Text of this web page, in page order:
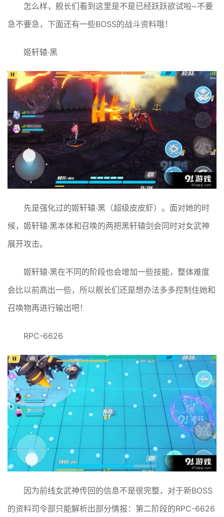
怎么样，舰长们看到这里是不是已经跃跃欲试啦~不要
急不要急，下面还有一些BOSS的战斗资料哦！
姬轩辕·黑
先是强化过的姬轩辕·黑（超级皮皮虾）。面对她的时
候，姬轩辕·黑本体和召唤的两把黑轩辕剑会同时对女武神
展开攻击。
姬轩辕·黑在不同的阶段也会增加一些技能，整体难度
会比以前高出一些，所以舰长们还是想办法多多控制住她和
召唤物再进行输出吧！
RPC-6626
因为前线女武神传回的信息不是很完整，对于新BOSS
的资料司令部只能解析出部分情报：第二阶段的RPC-6626